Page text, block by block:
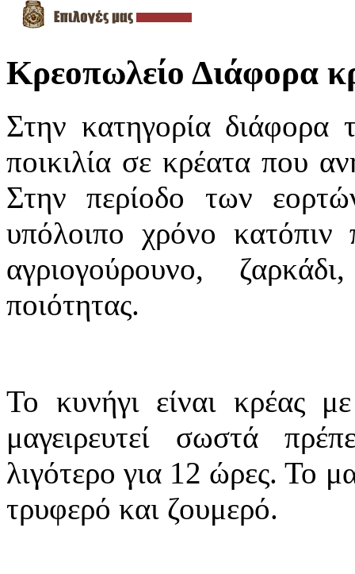
Κρεοπωλείο Διάφορα
Στην κατηγορία διάφορα
ποικιλία σε κρέατα που
Στην περίοδο των
υπόλοιπο χρόνο κατόπιν
αγριογούρουνο,
ποιότητας.
Το κυνήγι είναι κρέας
μαγειρευτεί σωστά
λιγότερο για 12 ώρες. Το
τρυφερό και ζουμερό.